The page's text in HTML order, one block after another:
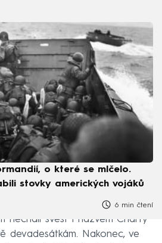
o které se mlčelo.
stovky amerických vojáků
6 min čtení
nechali svést i názvem Charty
devadesátkám. Nakonec, ve